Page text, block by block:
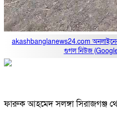
akashbanglanews24.com
গুগল নিউজ
ফারুক আহমেদ সলঙ্গা সিরাজগঞ্জ